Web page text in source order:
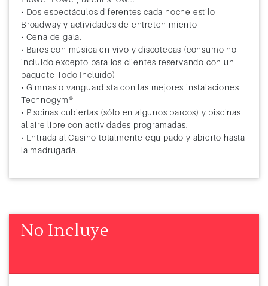
• Dos espectáculos diferentes cada noche estilo
Broadway y actividades de entretenimiento
• Cena de gala.
• Bares con música en vivo y discotecas (consumo no
incluido excepto para los clientes reservando con un
paquete Todo Incluido)
• Gimnasio vanguardista con las mejores instalaciones
Technogym®
• Piscinas cubiertas (sólo en algunos barcos) y piscinas
al aire libre con actividades programadas.
• Entrada al Casino totalmente equipado y abierto hasta
la madrugada.
No Incluye